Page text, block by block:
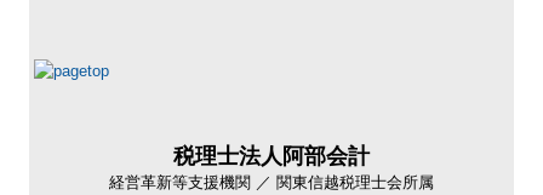
税理士法人阿部会計
経営革新等支援機関 ／ 関東信越税理士会所属